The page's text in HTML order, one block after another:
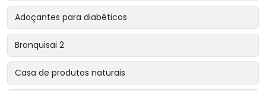
Adoçantes para diabéticos
Bronquisai 2
Casa de produtos naturais